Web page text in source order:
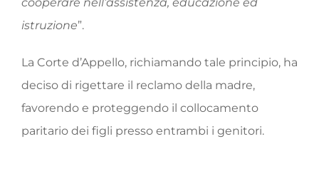
istruzione”.
La Corte d’Appello, richiamando tale principio, ha
deciso di rigettare il reclamo della madre,
favorendo e proteggendo il collocamento
paritario dei figli presso entrambi i genitori.